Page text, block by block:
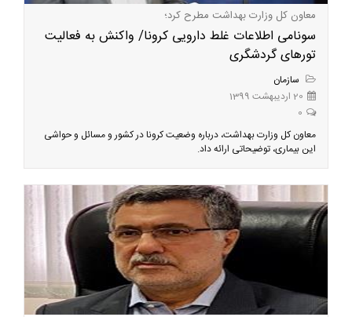
معاون کل وزارت بهداشت مطرح کرد؛
سونامی اطلاعات غلط دارویی کرونا/ واکنش به فعالیت
تورهای گردشگری
سازمان
20 اردیبهشت 1399
0
معاون کل وزارت بهداشت، درباره وضعیت کرونا در کشور و مسائل و حواشی
این بیماری، توضیحاتی ارائه داد.